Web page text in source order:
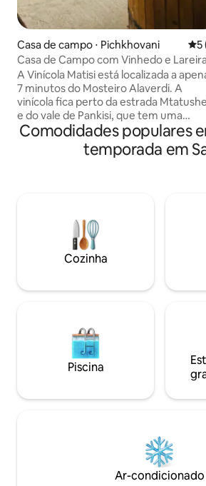
Casa de campo ⋅ Pichkhovani 55
Casa de Campo com Vinhedo e
A Vinícola Matisi está localizada a
7 minutos do Mosteiro Alaverdi. A
vinícola fica perto da estrada
e do vale de Pankisi, que tem uma
natureza incrível e é rica em cultura e
desfrutar de atividades como
de um cenário bonito e tranquilo da vila,
cozinhe suas próprias refeições e
simplesmente faça uma pausa do caos
da cidade.
Comodidades populares
temporada em
Cozinha
Piscina
Ar-condicionado